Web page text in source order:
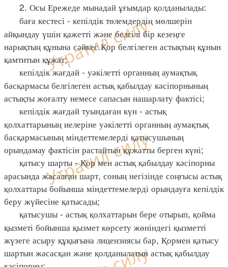
2. Осы Ережеде мынадай ұғымдар қолданылады:
баға кестесі - кепілдік төлемдердің мөлшерін
айқындау үшін қажетті және белгілі бір кезеңге
нарықтың құнына сәйкес Қор белгілеген астықтың құнын
қамтитын құжат;
кепілдік жағдай - уәкілетті органның аумақтық
басқармасы белгілеген астық қабылдау кәсіпорнының
астықты жоғалту немесе сапасын нашарлату фактісі;
кепілдік жағдай туындаған күн - астық
қолхаттарының иелеріне уәкілетті органның аумақтық
басқармасының міндеттемелерді қатысушының
орындамау фактісін растайтын құжатты берген күні;
қатысу шарты - Қор мен астық қабылдау кәсіпорны
арасында жасалған шарт, соның негізінде соңғысы астық
қолхаттары бойынша міндеттемелерді орындауға кепілдік
беру жүйесіне қатысады;
қатысушы - астық қолхаттарын бере отырып, қойма
қызметі бойынша қызмет көрсету жөніндегі қызметті
жүзеге асыру құқығына лицензиясы бар, Қормен қатысу
шартын жасасқан және қолданылатын астық қабылдау